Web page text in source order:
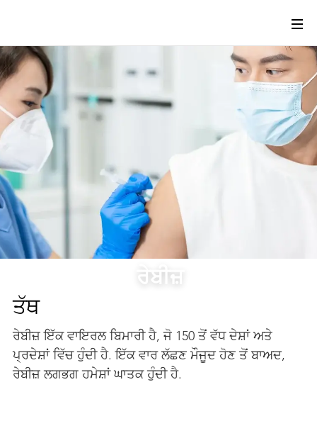
ਰੇਬੀਜ਼
ਤੱਥ
ਰੇਬੀਜ਼ ਇੱਕ ਵਾਇਰਲ ਬਿਮਾਰੀ ਹੈ, ਜੋ 150 ਤੋਂ ਵੱਧ ਦੇਸ਼ਾਂ ਅਤੇ
ਪ੍ਰਦੇਸ਼ਾਂ ਵਿੱਚ ਹੁੰਦੀ ਹੈ. ਇੱਕ ਵਾਰ ਲੱਛਣ ਮੌਜੂਦ ਹੋਣ ਤੋਂ ਬਾਅਦ,
ਰੇਬੀਜ਼ ਲਗਭਗ ਹਮੇਸ਼ਾਂ ਘਾਤਕ ਹੁੰਦੀ ਹੈ.